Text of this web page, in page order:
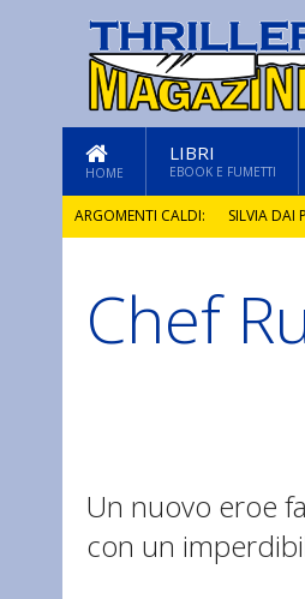
HOME
LIBRI
EBOOK E FUMETTI
ARGOMENTI CALDI: SILVIA DAI
GLI ANNI DI PIETRA
Chef
Un nuovo eroe
con un